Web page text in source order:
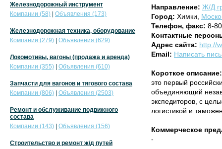
Направление: Ж/Д
Город: Химки,
Телефон, факс: 8-
Контактные
Адрес сайта: http://
Email: Написать
Короткое описание:
это первый
объединяющий
экспедиторов, с
логистикой и
Коммерческое
-
Железнодорожный инструмент
Компании (58)
Объявления (173)
Железнодорожная техника, оборудование
Компании (279)
Объявления (629)
Локомотивы, вагоны (продажа и аренда)
Компании (355)
Объявления (610)
Запчасти для вагонов и тягового состава
Компании (806)
Объявления (2503)
Ремонт и обслуживание подвижного
состава
Компании (143)
Объявления (156)
Строительство и ремонт ж/д путей